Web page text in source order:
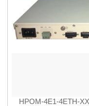
HPOM-4E1-4ETH-